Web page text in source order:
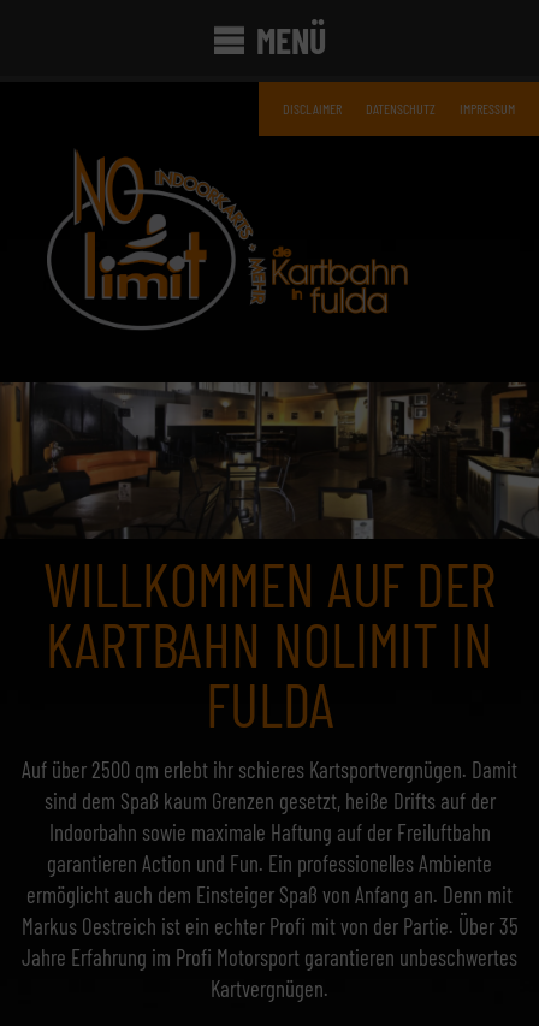
MENÜ
DISCLAIMER DATENSCHUTZ IMPRESSUM
WILLKOMMEN AUF DER
KARTBAHN NOLIMIT IN
FULDA
Auf über 2500 qm erlebt ihr schieres Kartsportvergnügen. Damit
sind dem Spaß kaum Grenzen gesetzt, heiße Drifts auf der
Indoorbahn sowie maximale Haftung auf der Freiluftbahn
garantieren Action und Fun. Ein professionelles Ambiente
ermöglicht auch dem Einsteiger Spaß von Anfang an. Denn mit
Markus Oestreich ist ein echter Profi mit von der Partie. Über 35
Jahre Erfahrung im Profi Motorsport garantieren unbeschwertes
Kartvergnügen.